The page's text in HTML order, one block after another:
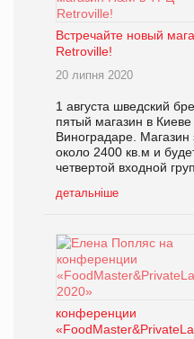
Встречайте новый
Retroville!
20 липня 2020
1 августа шведский
пятый магазин в
Виноградаре.
около 2400 кв.м и
четвертой входной
детальніше
конференции